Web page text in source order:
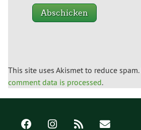
This site uses Akismet to reduce spam.
comment data is processed.